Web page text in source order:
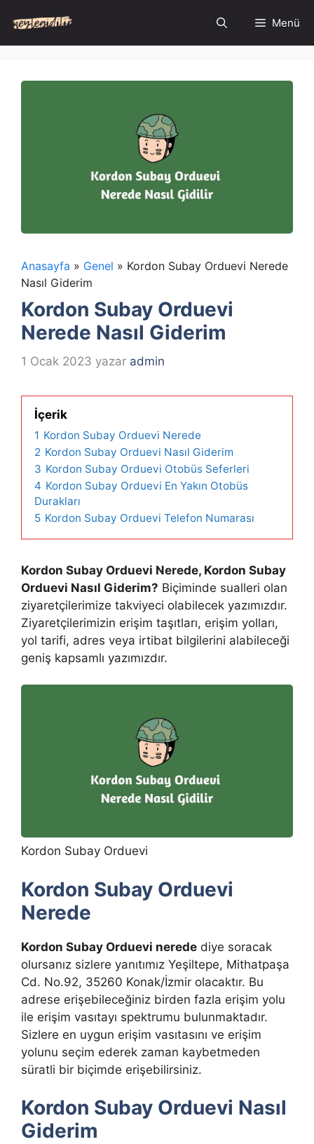
atla
Menü
Anasayfa » Genel » Kordon Subay Orduevi Nerede
Nasıl Giderim
Kordon Subay Orduevi
Nerede Nasıl Giderim
1 Ocak 2023 yazar admin
İçerik
1 Kordon Subay Orduevi Nerede
2 Kordon Subay Orduevi Nasıl Giderim
3 Kordon Subay Orduevi Otobüs Seferleri
4 Kordon Subay Orduevi En Yakın Otobüs
Durakları
5 Kordon Subay Orduevi Telefon Numarası
Kordon Subay Orduevi Nerede, Kordon Subay
Orduevi Nasıl Giderim? Biçiminde sualleri olan
ziyaretçilerimize takviyeci olabilecek yazımızdır.
Ziyaretçilerimizin erişim taşıtları, erişim yolları,
yol tarifi, adres veya irtibat bilgilerini alabileceği
geniş kapsamlı yazımızdır.
Kordon Subay Orduevi
Kordon Subay Orduevi
Nerede
Kordon Subay Orduevi nerede diye soracak
olursanız sizlere yanıtımız Yeşiltepe, Mithatpaşa
Cd. No.92, 35260 Konak/İzmir olacaktır. Bu
adrese erişebileceğiniz birden fazla erişim yolu
ile erişim vasıtayı spektrumu bulunmaktadır.
Sizlere en uygun erişim vasıtasını ve erişim
yolunu seçim ederek zaman kaybetmeden
süratli bir biçimde erişebilirsiniz.
Kordon Subay Orduevi Nasıl
Giderim